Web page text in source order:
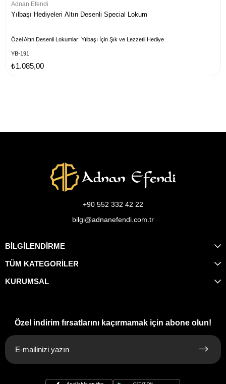
Adnan Efendi
Yılbaşı Hediyeleri Altın Desenli Special Lokum
Özel Altın Desenli Lokumlar: Yılbaşı İçin Şık ve Lezzetli Hediye
YB-191
₺1.085,00
+90 552 332 42 22
bilgi@adnanefendi.com.tr
BİLGİLENDİRME
TÜM KATEGORİLER
KURUMSAL
Özel indirim fırsatlarını kaçırmamak için abone olun!